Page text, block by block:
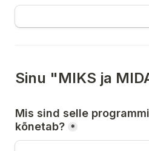
Sinu "MIKS ja
Mis sind selle
kõnetab? *